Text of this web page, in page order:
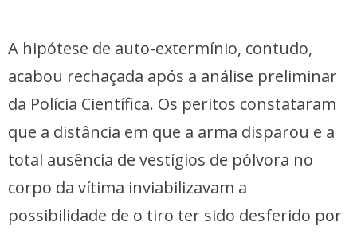
A hipótese de auto-extermínio, contudo,
acabou rechaçada após a análise preliminar
da Polícia Científica. Os peritos constataram
que a distância em que a arma disparou e a
total ausência de vestígios de pólvora no
corpo da vítima inviabilizavam a
possibilidade de o tiro ter sido desferido por